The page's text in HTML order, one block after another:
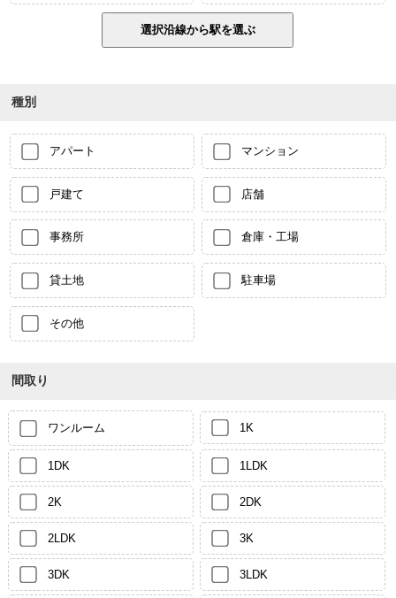
種別
アパート マンション
戸建て 店舗
事務所 倉庫・工場
貸土地 駐車場
その他
間取り
ワンルーム 1K
1DK 1LDK
2K 2DK
2LDK 3K
3DK 3LDK